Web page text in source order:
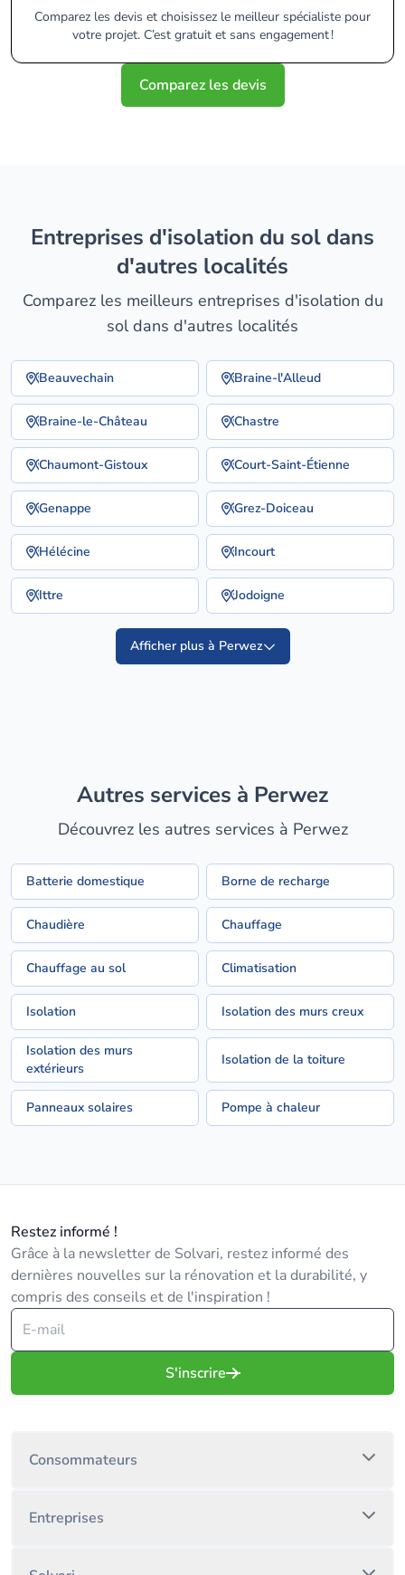
Comparez les devis et choisissez le meilleur spécialiste pour
votre projet. C’est gratuit et sans engagement !
Comparez les devis
entreprises d'isolation du sol dans
d'autres localités
Comparez les meilleurs entreprises d'isolation du
sol dans d'autres localités
Beauvechain Braine-l'Alleud
Braine-le-Château Chastre
Chaumont-Gistoux Court-Saint-Étienne
Genappe Grez-Doiceau
Hélécine Incourt
Ittre Jodoigne
Afficher plus à Perwez
Autres services à Perwez
Découvrez les autres services à Perwez
Batterie domestique Borne de recharge
Chaudière Chauffage
Chauffage au sol Climatisation
Isolation Isolation des murs creux
Isolation des murs
extérieurs
Isolation de la toiture
Panneaux solaires Pompe à chaleur
Restez informé !
Grâce à la newsletter de Solvari, restez informé des
dernières nouvelles sur la rénovation et la durabilité, y
compris des conseils et de l'inspiration !
S'inscrire
Consommateurs
Entreprises